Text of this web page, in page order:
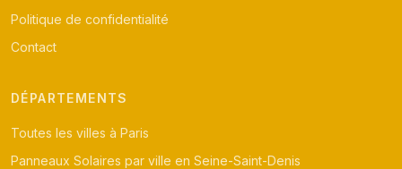
Politique de confidentialité
Contact
DÉPARTEMENTS
Toutes les villes à Paris
Panneaux Solaires par ville en Seine-Saint-Denis